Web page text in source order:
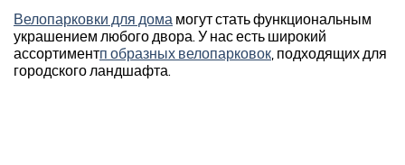
Велопарковки для дома могут стать функциональным
украшением любого двора. У нас есть широкий
ассортиментп образных велопарковок, подходящих для
городского ландшафта.